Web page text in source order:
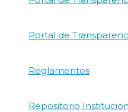
Portal de
Reglamentos
Repositorio